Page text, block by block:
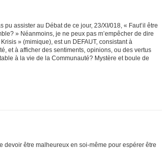
pu assister au Débat de ce jour, 23/XI/018, « Faut’il être
» Néanmoins, je ne peux pas m’empêcher de dire
» (mimique), est un DEFAUT, consistant à
et à afficher des sentiments, opinions, ou des vertus
à la vie de la Communauté? Mystère et boule de
devoir être malheureux en soi-même pour espérer être